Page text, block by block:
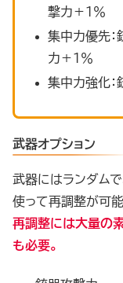
撃力＋1％
集中力優先：
力＋1％
集中力強化：
武器オプション
武器にはランダム
使って再調整が可能
再調整には大量の
も必要。